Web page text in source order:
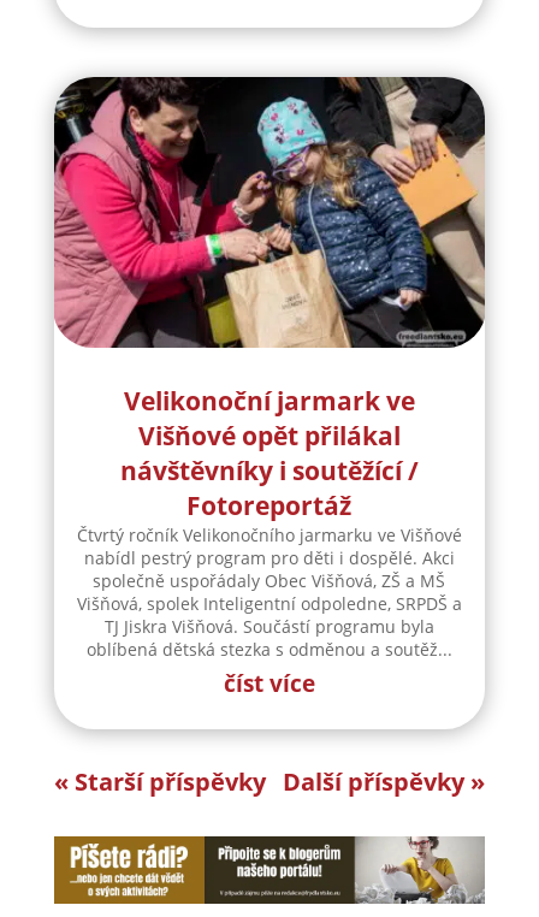
Velikonoční jarmark ve
Višňové opět přilákal
návštěvníky i soutěžící /
Fotoreportáž
Čtvrtý ročník Velikonočního jarmarku ve Višňové
nabídl pestrý program pro děti i dospělé. Akci
společně uspořádaly Obec Višňová, ZŠ a MŠ
Višňová, spolek Inteligentní odpoledne, SRPDŠ a
TJ Jiskra Višňová. Součástí programu byla
oblíbená dětská stezka s odměnou a soutěž...
číst více
« Starší příspěvky Další příspěvky »